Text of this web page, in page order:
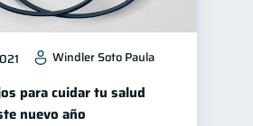
Windler Soto Paula
para cuidar tu salud
nuevo año